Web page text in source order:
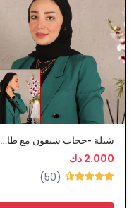
شيلة -حجاب شيفون مع طاقية كامل
2.000 دك
(50)